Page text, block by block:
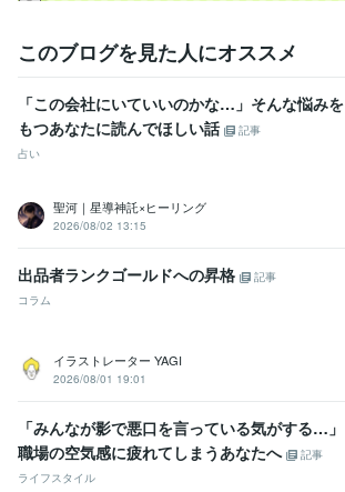
このブログを見た人にオススメ
「この会社にいていいのかな…」そんな悩みを
もつあなたに読んでほしい話
記事
占い
聖河｜星導神託×ヒーリング
2026/08/02 13:15
出品者ランクゴールドへの昇格
記事
コラム
イラストレーター YAGI
2026/08/01 19:01
「みんなが影で悪口を言っている気がする…」
職場の空気感に疲れてしまうあなたへ
記事
ライフスタイル